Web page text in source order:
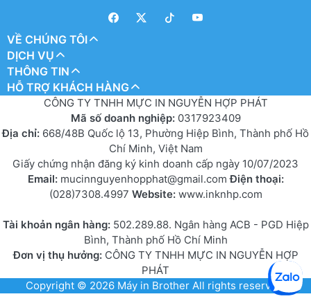
VỀ CHÚNG TÔI
DỊCH VỤ
THÔNG TIN
HỖ TRỢ KHÁCH HÀNG
CÔNG TY TNHH MỰC IN NGUYỄN HỢP PHÁT
Mã số doanh nghiệp: 0317923409
Địa chỉ: 668/48B Quốc lộ 13, Phường Hiệp Bình, Thành phố Hồ
Chí Minh, Việt Nam
Giấy chứng nhận đăng ký kinh doanh cấp ngày 10/07/2023
Email: mucinnguyenhopphat@gmail.comĐiện thoại:
(028)7308.4997 Website: www.inknhp.com
Tài khoản ngân hàng: 502.289.88. Ngân hàng ACB - PGD Hiệp
Bình, Thành phố Hồ Chí Minh
Đơn vị thụ hưởng:CÔNG TY TNHH MỰC IN NGUYỄN HỢP
PHÁT
Copyright © 2026 Máy in BrotherAll rights reserved.